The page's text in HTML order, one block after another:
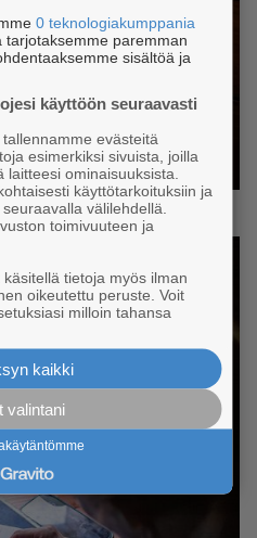
0 teknologiakumppania
tarjotaksemme paremman
sisältöä ja
käyttöön seuraavasti
evästeitä
esimerkiksi sivuista, joilla
ominaisuuksista.
käyttötarkoituksiin ja
välilehdellä.
toimivuuteen ja
tietoja myös ilman
oikeutettu peruste. Voit
milloin tahansa
kaikki
valintani